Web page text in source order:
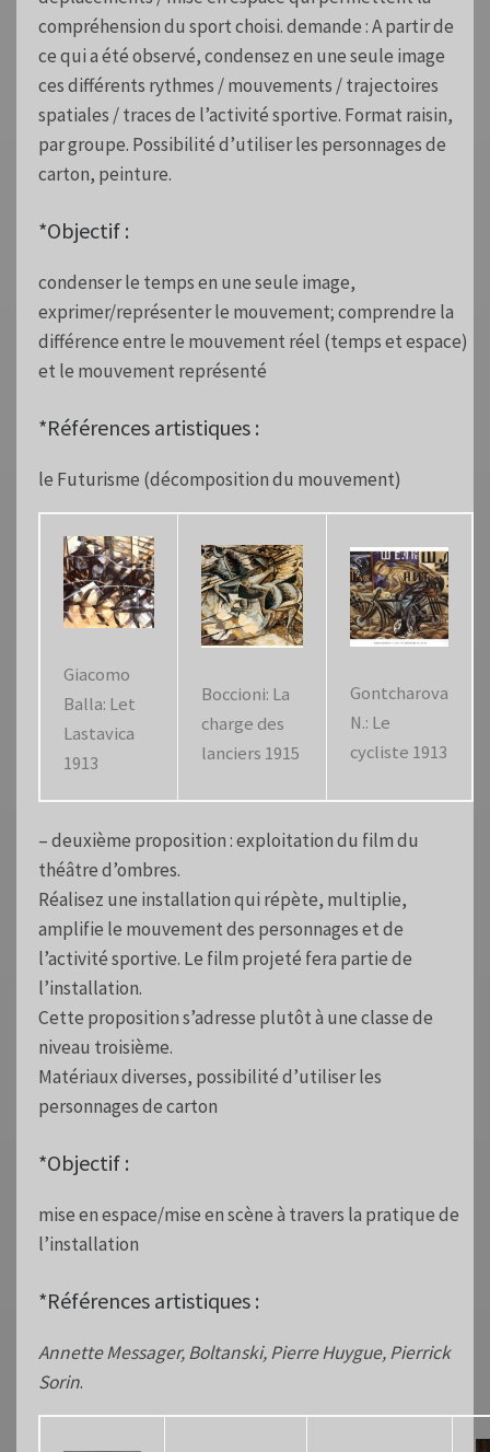
compréhension du sport choisi. demande : A partir de
ce qui a été observé, condensez en une seule image
ces différents rythmes / mouvements / trajectoires
spatiales / traces de l’activité sportive. Format raisin,
par groupe. Possibilité d’utiliser les personnages de
carton, peinture.
*Objectif :
condenser le temps en une seule image,
exprimer/représenter le mouvement; comprendre la
différence entre le mouvement réel (temps et espace)
et le mouvement représenté
*Références artistiques :
le Futurisme (décomposition du mouvement)
Giacomo
Balla: Let
Lastavica
1913
Boccioni: La
charge des
lanciers 1915
Gontcharova
N.: Le
cycliste 1913
– deuxième proposition : exploitation du film du
théâtre d’ombres.
Réalisez une installation qui répète, multiplie,
amplifie le mouvement des personnages et de
l’activité sportive. Le film projeté fera partie de
l’installation.
Cette proposition s’adresse plutôt à une classe de
niveau troisième.
Matériaux diverses, possibilité d’utiliser les
personnages de carton
*Objectif :
mise en espace/mise en scène à travers la pratique de
l’installation
*Références artistiques :
Annette Messager, Boltanski, Pierre Huygue, Pierrick
Sorin.